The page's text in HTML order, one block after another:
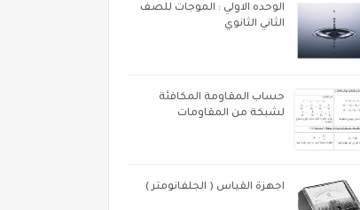
الوحده الاولي : الموجات للصف
الثاني الثانوي
حساب المقاومة المكافئة
لشبكة من المقاومات
اجهزة القياس ( الجلفانومتر )